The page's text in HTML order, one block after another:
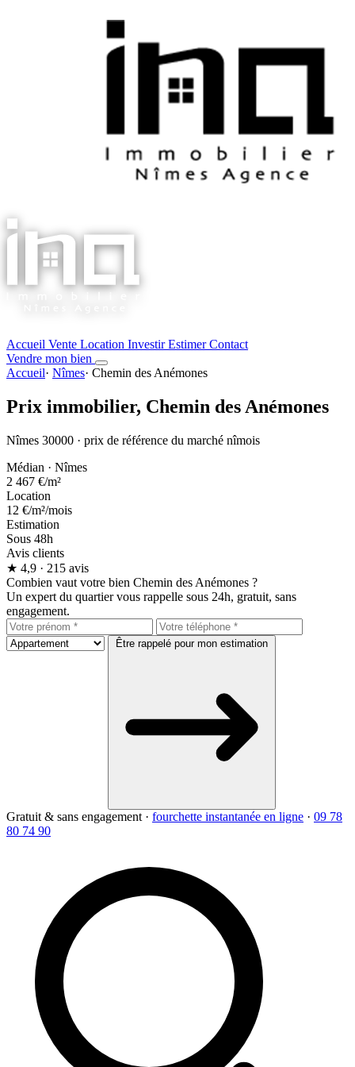
Accueil Vente Location InvestirEstimerContact
Vendre mon bien
Accueil· Nîmes· Chemin des Anémones
Prix immobilier, Chemin des Anémones
Nîmes 30000 · prix de référence du marché nîmois
Médian · Nîmes
2 467 €/m²
Location
12 €/m²/mois
Estimation
Sous 48h
Avis clients
★ 4,9 · 215 avis
Combien vaut votre bien Chemin des Anémones ?
Un expert du quartier vous rappelle sous 24h, gratuit, sans
engagement.
Être rappelé pour mon estimation
Gratuit & sans engagement · fourchette instantanée en ligne · 09 78
80 74 90